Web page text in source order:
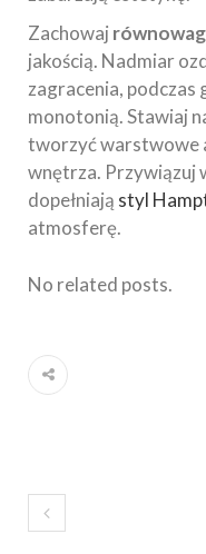
Zachowaj
jakością. Nadmiar
zagracenia, podczas
monotonią. Stawiaj
tworzyć warstwowe
wnętrza. Przywiązuj
dopełniają styl
atmosferę.
No related posts.